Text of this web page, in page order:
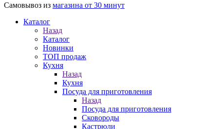
Самовывоз из магазина от 30 минут
Каталог
Назад
Каталог
Новинки
ТОП продаж
Кухня
Назад
Кухня
Посуда для приготовления
Назад
Посуда для приготовления
Сковороды
Кастрюли